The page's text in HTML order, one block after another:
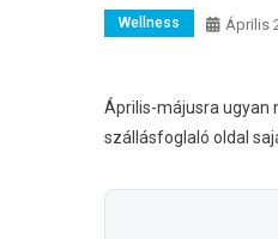
Wellness Április
Április-májusra ugyan
szállásfoglaló oldal